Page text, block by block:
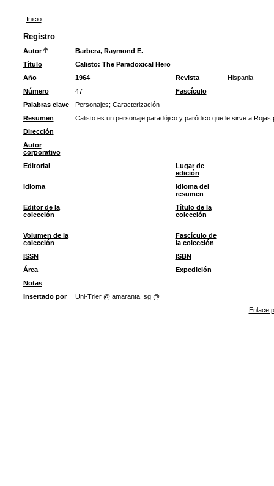
Inicio
Registro
Autor
Barbera, Raymond E.
Título
Calisto: The Paradoxical Hero
Año
1964 Revista
Hispania
Número
47
Fascículo
Palabras clave
Personajes; Caracterización
Resumen
Calisto es un personaje paradójico y paródico que le sirve a
Dirección
Autor
corporativo
Editorial
Lugar de
edición
Idioma
Idioma del
resumen
Editor de la
colección
Título de la
colección
Volumen de la
colección
Fascículo de
la colección
ISSN
ISBN
Área
Expedición
Notas
Insertado por
Uni-Trier @ amaranta_sg @
Enlace